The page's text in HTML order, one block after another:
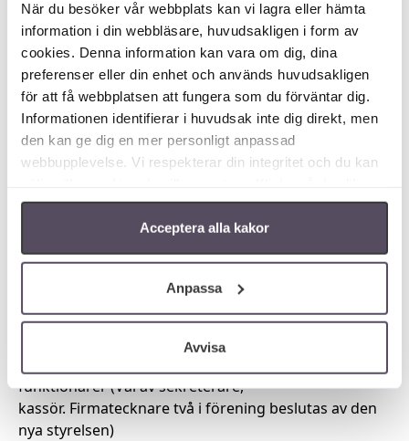
När du besöker vår webbplats kan vi lagra eller hämta
information i din webbläsare, huvudsakligen i form av
cookies. Denna information kan vara om dig, dina
preferenser eller din enhet och används huvudsakligen
för att få webbplatsen att fungera som du förväntar dig.
Informationen identifierar i huvudsak inte dig direkt, men
den kan ge dig en mer personligt anpassad
webbupplevelse. Vi respekterar din integritet och du kan
kategorirubrikerna för att ta reda på mer och ändra våra
standardinställningar. Observera att blockering av
cookies kan påverka din upplevelse av webbplatsen och
tidigare och accepterat användningen av cookies kan du
alltid ta bort dessa genom att navigera till
Acceptera alla kakor
Anpassa
Avvisa
2 Val av mötesordförande och sekreterare
3 Val av två protokolljusterare tillika rösträknare
4Upprop och fastställande av röstlängd
5 Fråga om mötet utlysts i laga ordning
6 Fastställande av dagordning
7 Godkännande av verksamhetsberättelse
8 Godkännande av årsredovisning
9 Föredragning av revisionsberättelsen
11 Fråga om ansvarsfrihet till styrelsen
12 Fråga om arvoden för det gångna
verksamhetsåret
14 Fastställa verksamhetsplanen för 2026
15 Fastställa budget för 2026
funktionärer(Val av sekreterare,
kassör. Firmatecknare två i förening beslutas av den
nya styrelsen)